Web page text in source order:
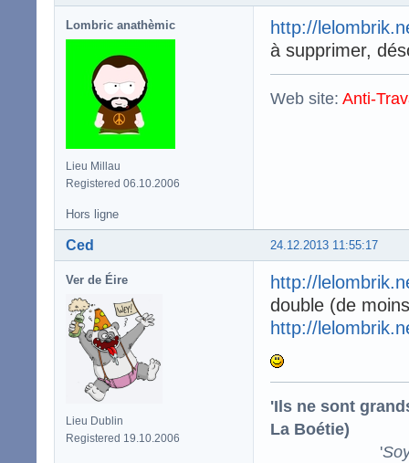
Lombric anathèmic
Lieu Millau
Registered 06.10.2006
http://
à supprimer,
Web site: Anti-
Hors ligne
24.12.2013 11:55:17
Ced
Ver de Éire
Lieu Dublin
Registered 19.10.2006
http://
double (de
http://
'Ils ne sont
La Boétie)
'